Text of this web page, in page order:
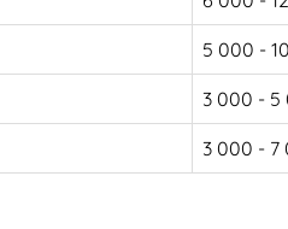
5 000 -
3 000 - 5
3 000 - 7